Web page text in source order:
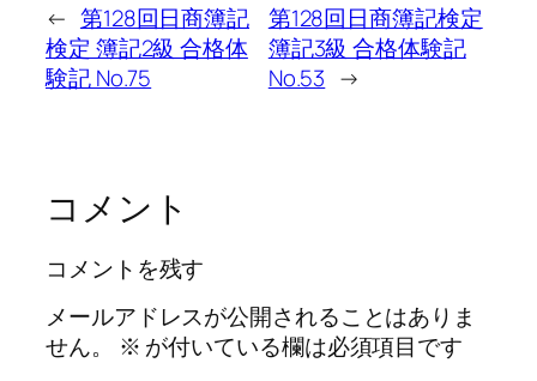
← 第128回日商簿記
検定 簿記2級 合格体
験記 No.75
第128回日商簿記検定
簿記3級 合格体験記
No.53 →
コメント
コメントを残す
メールアドレスが公開されることはありま
せん。
※ が付いている欄は必須項目です